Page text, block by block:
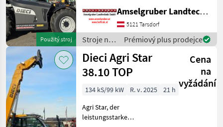
Použitý stroj
GD Black EDITION mit: -153
PS FPT
Baumaschinenmotor mit
4.500ccm NEF45 -224 lt/min
Hyd
Amselgruber Landtechnik GmbH
5121 Tarsdorf
Stroje na
stavbu /
Dieci
Prémiový plus prodejce
Dieci Agri Star
38.10 TOP
Cena
na
vyžádání
134 kS/99 kW R. v. 2025
21 h
Agri Star, der
leistungsstarke